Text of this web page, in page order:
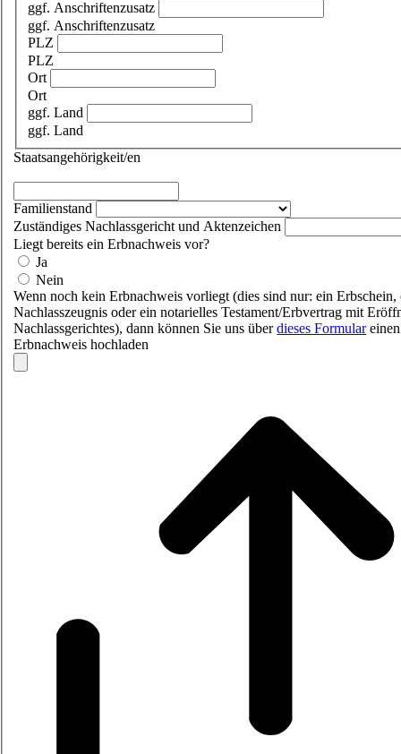
ggf. Anschriftenzusatz
ggf. Anschriftenzusatz
PLZ
PLZ
Ort
Ort
ggf. Land
ggf. Land
Staatsangehörigkeit/en
Familienstand
Zuständiges Nachlassgericht und Aktenzeichen
Liegt bereits ein Erbnachweis vor?
Ja
Nein
Wenn noch kein Erbnachweis vorliegt (dies sind nur: ein Erbschein,
Nachlasszeugnis oder ein notarielles Testament/Erbvertrag mit
Nachlassgerichtes), dann können Sie uns überdieses Formular
Erbnachweis hochladen